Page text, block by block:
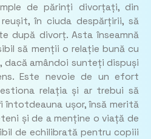
de părinți divorțați, din
în ciuda despărțirii, să
după divorț. Asta înseamnă
să menții o relație bună cu
amândoi sunteți dispuși
Este nevoie de un efort
relația și ar trebui să
ușor, însă merită
și de a menține o viață de
de echilibrată pentru copiii